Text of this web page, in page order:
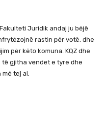
Juridik andaj ju bëjë
rastin për votë, dhe
për këto komuna. KQZ dhe
gjitha vendet e tyre dhe
më tej ai.